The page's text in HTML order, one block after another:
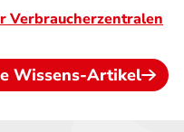
Verbraucherzentralen
Wissens-Artikel